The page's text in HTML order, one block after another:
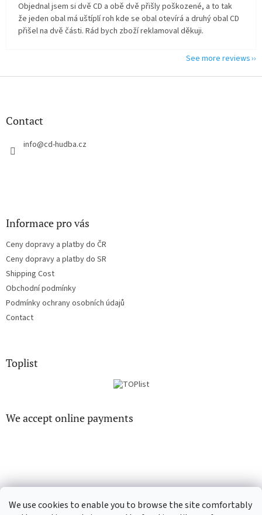
We use cookies to enable you to browse the site comfortably
Objednal jsem si dvě CD a obě dvě přišly poškozené, a to tak
že jeden obal má uštíplí roh kde se obal otevírá a druhý obal CD
přišel na dvě části. Rád bych zboží reklamoval děkuji.
See more reviews
F
Contact
info@cd-hudba.cz
Informace pro vás
Ceny dopravy a platby do ČR
Ceny dopravy a platby do SR
Shipping Cost
Obchodní podmínky
Podmínky ochrany osobních údajů
Contact
Toplist
We accept online payments